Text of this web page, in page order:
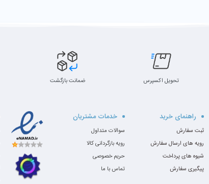
تحویل اکسپرس ضمانت بازگشت
راهنمای خرید
ثبت سفارش
رویه های ارسال سفارش
شیوه های پرداخت
پیگیری سفارش
خدمات مشتریان
سوالات متداول
رویه بازگردانی کالا
حریم خصوصی
تماس با ما